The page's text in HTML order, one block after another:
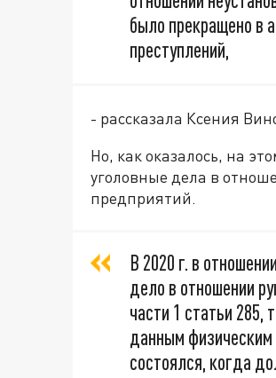
было прекращено в
преступлений,
- рассказала Ксения
Но, как оказалось, на
уголовные дела в
предприятий.
В 2020 г. в
дело в отношении
части 1 статьи 285,
данным физическим
состоялся, когда